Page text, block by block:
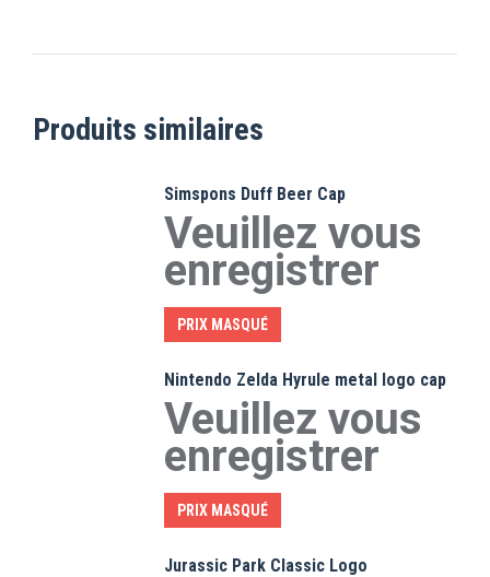
Produits similaires
Simspons Duff Beer Cap
Veuillez vous
enregistrer
PRIX MASQUÉ
Nintendo Zelda Hyrule metal logo cap
Veuillez vous
enregistrer
PRIX MASQUÉ
Jurassic Park Classic Logo